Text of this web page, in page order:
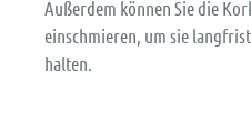
Außerdem können Sie die
einschmieren, um sie
halten.